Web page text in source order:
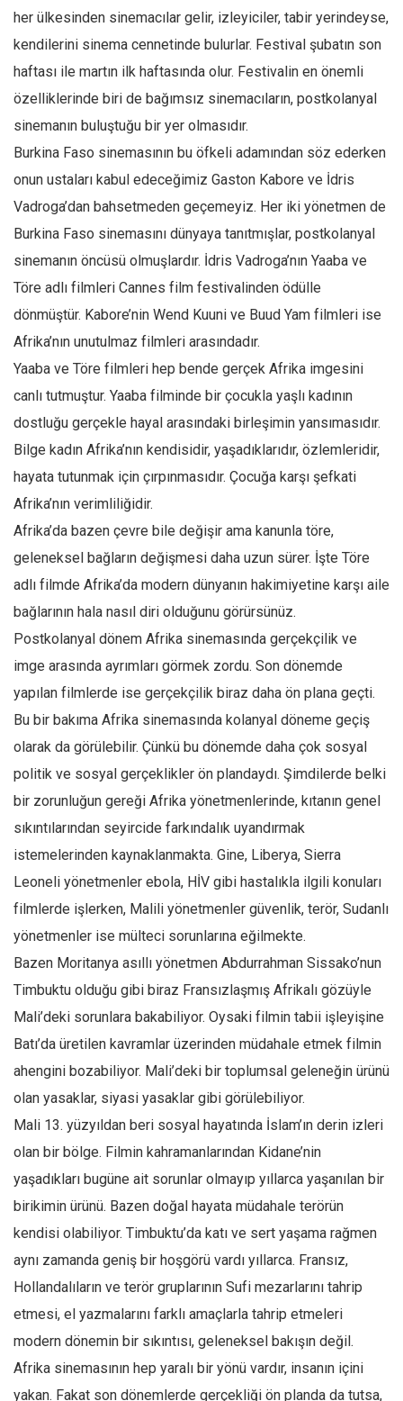
Siyaset
Dünya
Avrupa
Asya
Afrika
Avustralya
Tarih
Düşünce
Dosyalar
her ülkesinden sinemacılar gelir, izleyiciler, tabir yerindeyse,
kendilerini sinema cennetinde bulurlar. Festival şubatın son
haftası ile martın ilk haftasında olur. Festivalin en önemli
özelliklerinde biri de bağımsız sinemacıların, postkolanyal
sinemanın buluştuğu bir yer olmasıdır.
Burkina Faso sinemasının bu öfkeli adamından söz ederken
onun ustaları kabul edeceğimiz Gaston Kabore ve İdris
Vadroga’dan bahsetmeden geçemeyiz. Her iki yönetmen de
Burkina Faso sinemasını dünyaya tanıtmışlar, postkolanyal
sinemanın öncüsü olmuşlardır. İdris Vadroga’nın Yaaba ve
Töre adlı filmleri Cannes film festivalinden ödülle
dönmüştür. Kabore’nin Wend Kuuni ve Buud Yam filmleri ise
Afrika’nın unutulmaz filmleri arasındadır.
Yaaba ve Töre filmleri hep bende gerçek Afrika imgesini
canlı tutmuştur. Yaaba filminde bir çocukla yaşlı kadının
dostluğu gerçekle hayal arasındaki birleşimin yansımasıdır.
Bilge kadın Afrika’nın kendisidir, yaşadıklarıdır, özlemleridir,
hayata tutunmak için çırpınmasıdır. Çocuğa karşı şefkati
Afrika’nın verimliliğidir.
Afrika’da bazen çevre bile değişir ama kanunla töre,
geleneksel bağların değişmesi daha uzun sürer. İşte Töre
adlı filmde Afrika’da modern dünyanın hakimiyetine karşı aile
bağlarının hala nasıl diri olduğunu görürsünüz.
Postkolanyal dönem Afrika sinemasında gerçekçilik ve
imge arasında ayrımları görmek zordu. Son dönemde
yapılan filmlerde ise gerçekçilik biraz daha ön plana geçti.
Bu bir bakıma Afrika sinemasında kolanyal döneme geçiş
olarak da görülebilir. Çünkü bu dönemde daha çok sosyal
politik ve sosyal gerçeklikler ön plandaydı. Şimdilerde belki
bir zorunluğun gereği Afrika yönetmenlerinde, kıtanın genel
sıkıntılarından seyircide farkındalık uyandırmak
istemelerinden kaynaklanmakta. Gine, Liberya, Sierra
Leoneli yönetmenler ebola, HİV gibi hastalıkla ilgili konuları
filmlerde işlerken, Malili yönetmenler güvenlik, terör, Sudanlı
yönetmenler ise mülteci sorunlarına eğilmekte.
Bazen Moritanya asıllı yönetmen Abdurrahman Sissako’nun
Timbuktu olduğu gibi biraz Fransızlaşmış Afrikalı gözüyle
Mali’deki sorunlara bakabiliyor. Oysaki filmin tabii işleyişine
Batı’da üretilen kavramlar üzerinden müdahale etmek filmin
ahengini bozabiliyor. Mali’deki bir toplumsal geleneğin ürünü
olan yasaklar, siyasi yasaklar gibi görülebiliyor.
Mali 13. yüzyıldan beri sosyal hayatında İslam’ın derin izleri
olan bir bölge. Filmin kahramanlarından Kidane’nin
yaşadıkları bugüne ait sorunlar olmayıp yıllarca yaşanılan bir
birikimin ürünü. Bazen doğal hayata müdahale terörün
kendisi olabiliyor. Timbuktu’da katı ve sert yaşama rağmen
aynı zamanda geniş bir hoşgörü vardı yıllarca. Fransız,
Hollandalıların ve terör gruplarının Sufi mezarlarını tahrip
etmesi, el yazmalarını farklı amaçlarla tahrip etmeleri
modern dönemin bir sıkıntısı, geleneksel bakışın değil.
Afrika sinemasının hep yaralı bir yönü vardır, insanın içini
yakan. Fakat son dönemlerde gerçekliği ön planda da tutsa,